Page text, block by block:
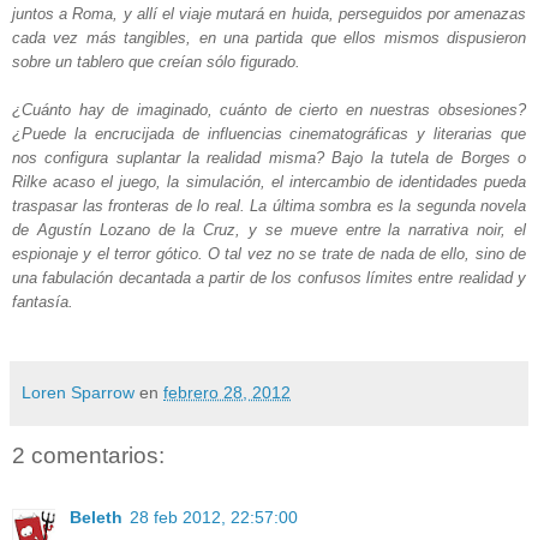
juntos a Roma, y allí el viaje mutará en huida, perseguidos por amenazas
cada vez más tangibles, en una partida que ellos mismos dispusieron
sobre un tablero que creían sólo figurado.
¿Cuánto hay de imaginado, cuánto de cierto en nuestras obsesiones?
¿Puede la encrucijada de influencias cinematográficas y literarias que
nos configura suplantar la realidad misma? Bajo la tutela de Borges o
Rilke acaso el juego, la simulación, el intercambio de identidades pueda
traspasar las fronteras de lo real. La última sombra es la segunda novela
de Agustín Lozano de la Cruz, y se mueve entre la narrativa noir, el
espionaje y el terror gótico. O tal vez no se trate de nada de ello, sino de
una fabulación decantada a partir de los confusos límites entre realidad y
fantasía.
Loren Sparrow en febrero 28, 2012
2 comentarios:
Beleth 28 feb 2012, 22:57:00